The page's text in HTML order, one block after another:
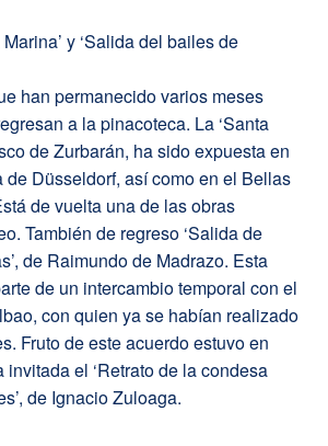
y ‘Salida del bailes de
han permanecido varios meses
a la pinacoteca. La ‘Santa
de Zurbarán, ha sido expuesta en
de Düsseldorf, así como en el Bellas
de vuelta una de las obras
También de regreso ‘Salida de
de Raimundo de Madrazo. Esta
de un intercambio temporal con el
con quien ya se habían realizado
Fruto de este acuerdo estuvo en
invitada el ‘Retrato de la condesa
de Ignacio Zuloaga.